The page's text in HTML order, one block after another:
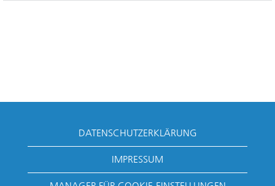
DATENSCHUTZERKLÄRUNG
IMPRESSUM